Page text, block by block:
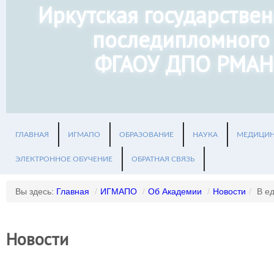
Иркутская
ФГАОУ ДПО
ГЛАВНАЯ ИГМАПО ОБРАЗОВАНИЕ НАУКА
ЭЛЕКТРОННОЕ ОБУЧЕНИЕ ОБРАТНАЯ СВЯЗЬ
Вы здесь: Главная / ИГМАПО / Об Академии / Новости / В
Новости